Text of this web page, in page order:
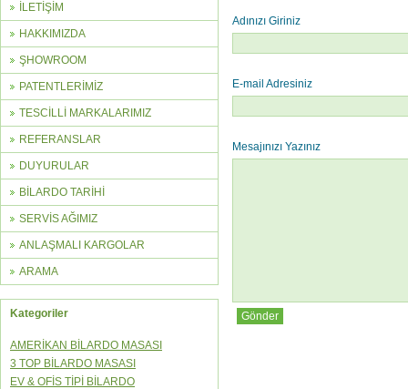
İLETİŞİM
HAKKIMIZDA
ŞHOWROOM
PATENTLERİMİZ
TESCİLLİ MARKALARIMIZ
REFERANSLAR
DUYURULAR
BİLARDO TARİHİ
SERVİS AĞIMIZ
ANLAŞMALI KARGOLAR
ARAMA
Kategoriler
AMERİKAN BİLARDO MASASI
3 TOP BİLARDO MASASI
EV & OFİS TİPİ BİLARDO
Adınızı Giriniz
E-mail Adresiniz
Mesajınızı Yazınız